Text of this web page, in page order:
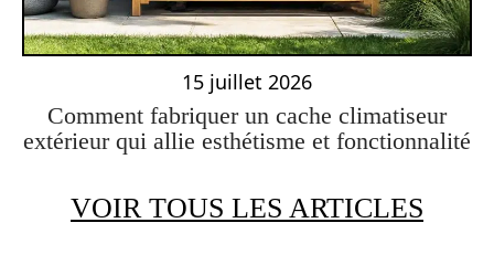
15 juillet 2026
Comment fabriquer un cache climatiseur
extérieur qui allie esthétisme et fonctionnalité
VOIR TOUS LES ARTICLES